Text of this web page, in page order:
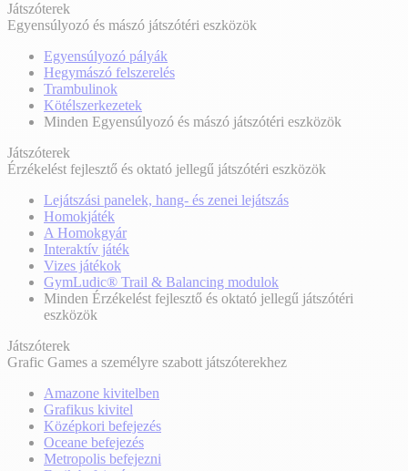
Játszóterek
Egyensúlyozó és mászó játszótéri eszközök
Egyensúlyozó pályák
Hegymászó felszerelés
Trambulinok
Kötélszerkezetek
Minden Egyensúlyozó és mászó játszótéri eszközök
Játszóterek
Érzékelést fejlesztő és oktató jellegű játszótéri eszközök
Lejátszási panelek, hang- és zenei lejátszás
Homokjáték
A Homokgyár
Interaktív játék
Vizes játékok
GymLudic® Trail & Balancing modulok
Minden Érzékelést fejlesztő és oktató jellegű játszótéri
eszközök
Játszóterek
Grafic Games a személyre szabott játszóterekhez
Amazone kivitelben
Grafikus kivitel
Középkori befejezés
Oceane befejezés
Metropolis befejezni